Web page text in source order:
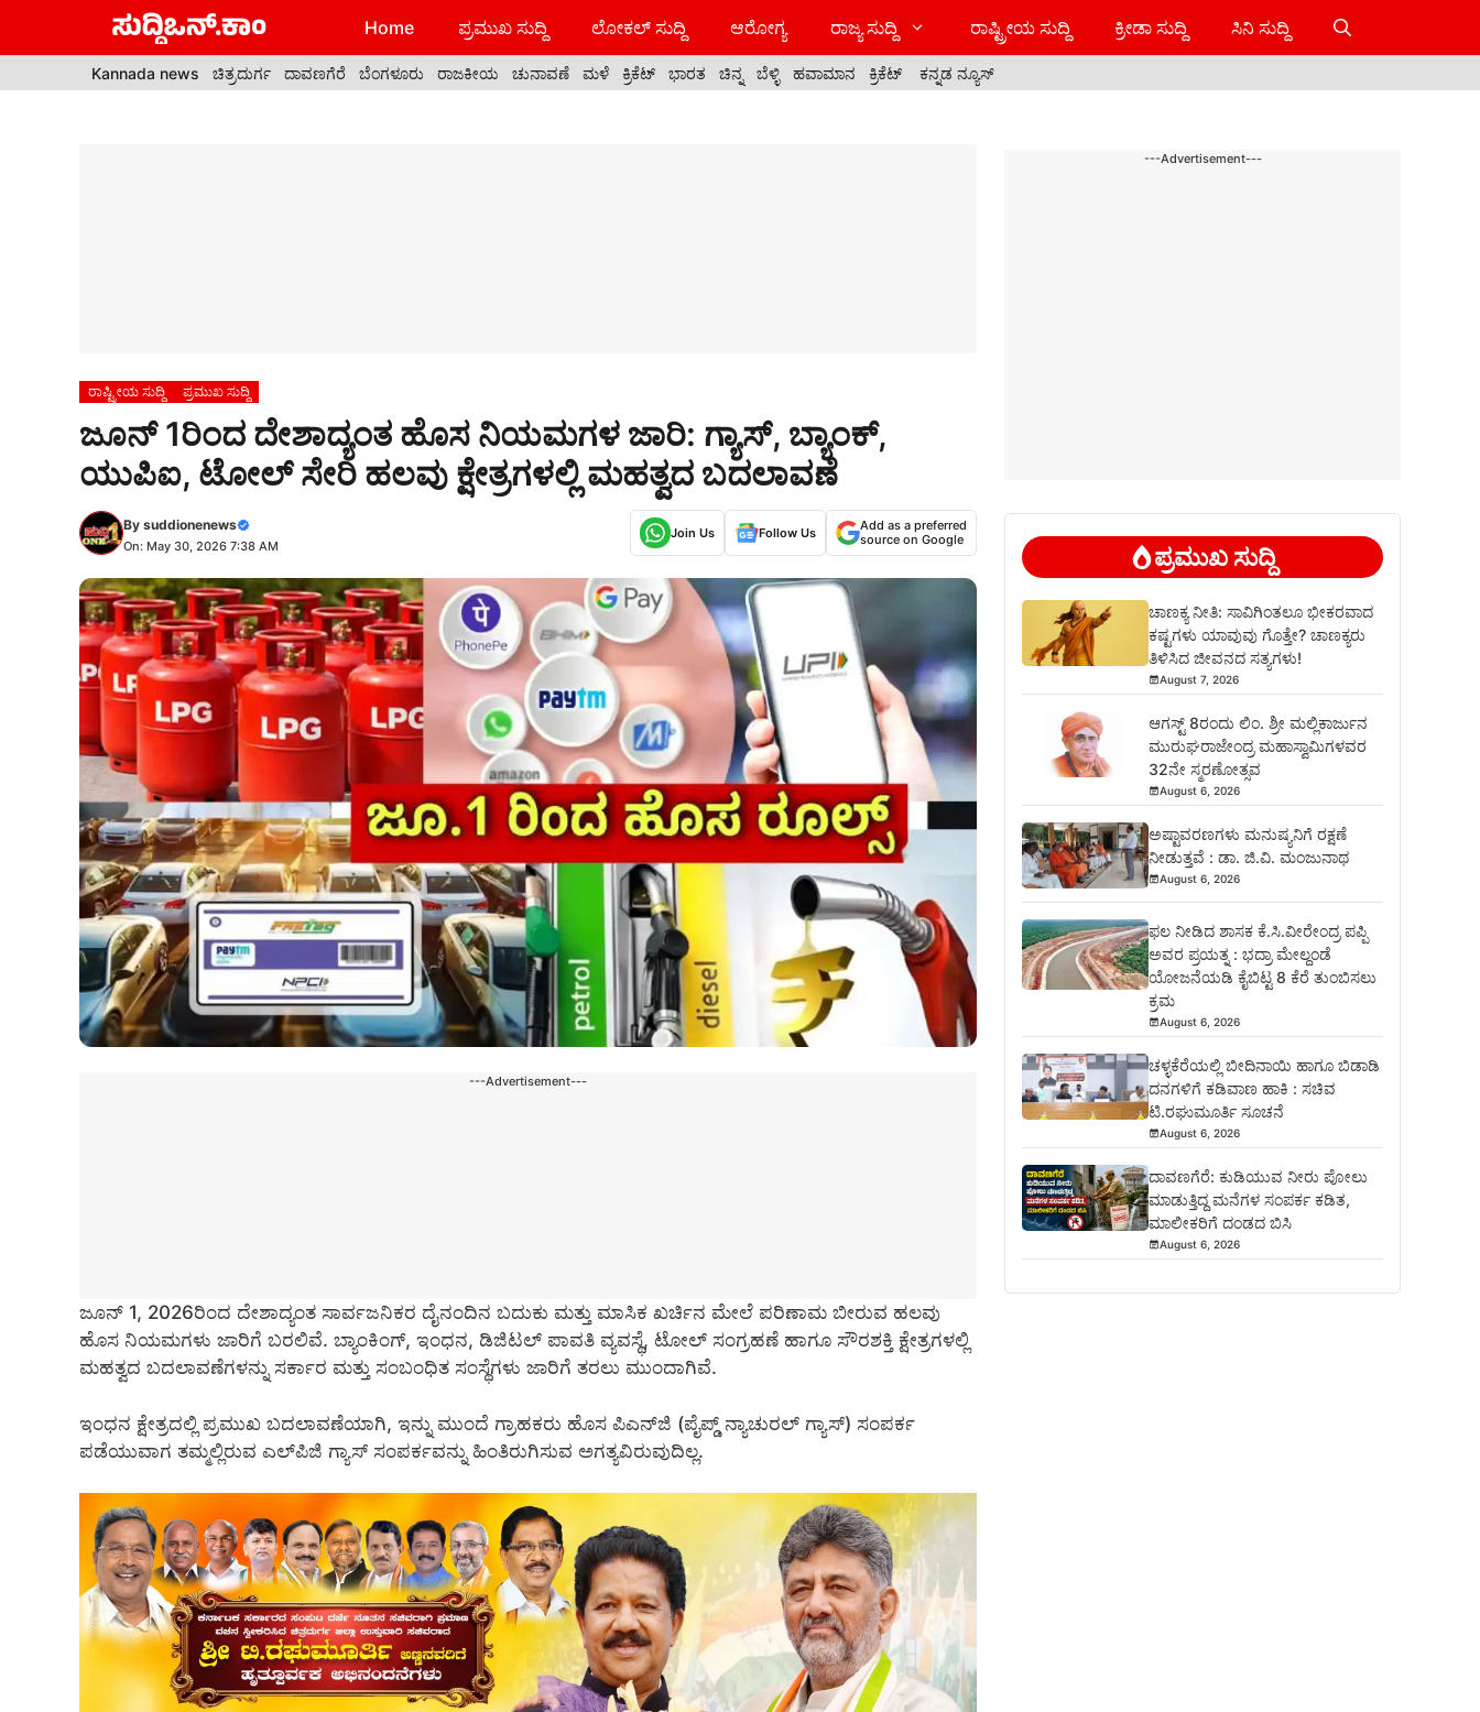
Home ಪ್ರಮುಖ ಸುದ್ದಿ ಲೋಕಲ್ ಸುದ್ದಿ ಆರೋಗ್ಯ ರಾಜ್ಯ ಸುದ್ದಿ ರಾಷ್ಟ್ರೀಯ ಸುದ್ದಿ ಕ್ರೀಡಾ ಸುದ್ದಿ ಸಿನಿ ಸುದ್ದಿ
Kannada news ಚಿತ್ರದುರ್ಗ ದಾವಣಗೆರೆ ಬೆಂಗಳೂರು ರಾಜಕೀಯ ಚುನಾವಣೆ ಮಳೆ ಕ್ರಿಕೆಟ್ ಭಾರತ ಚಿನ್ನ ಬೆಳ್ಳಿ ಹವಾಮಾನ ಕ್ರಿಕೆಟ್ ಕನ್ನಡ ನ್ಯೂಸ್
ರಾಷ್ಟ್ರೀಯ ಸುದ್ದಿ ಪ್ರಮುಖ ಸುದ್ದಿ
ಜೂನ್ 1ರಿಂದ ದೇಶಾದ್ಯಂತ ಹೊಸ ನಿಯಮಗಳ ಜಾರಿ: ಗ್ಯಾಸ್, ಬ್ಯಾಂಕ್,
ಯುಪಿಐ, ಟೋಲ್ ಸೇರಿ ಹಲವು ಕ್ಷೇತ್ರಗಳಲ್ಲಿ ಮಹತ್ವದ ಬದಲಾವಣೆ
By suddionenews
On: May 30, 2026 7:38 AM
Join Us Follow Us
Add as a preferred
source on Google
---Advertisement---
ಜೂನ್ 1, 2026ರಿಂದ ದೇಶಾದ್ಯಂತ ಸಾರ್ವಜನಿಕರ ದೈನಂದಿನ ಬದುಕು ಮತ್ತು ಮಾಸಿಕ ಖರ್ಚಿನ ಮೇಲೆ ಪರಿಣಾಮ ಬೀರುವ ಹಲವು
ಹೊಸ ನಿಯಮಗಳು ಜಾರಿಗೆ ಬರಲಿವೆ. ಬ್ಯಾಂಕಿಂಗ್, ಇಂಧನ, ಡಿಜಿಟಲ್ ಪಾವತಿ ವ್ಯವಸ್ಥೆ, ಟೋಲ್ ಸಂಗ್ರಹಣೆ ಹಾಗೂ ಸೌರಶಕ್ತಿ ಕ್ಷೇತ್ರಗಳಲ್ಲಿ
ಮಹತ್ವದ ಬದಲಾವಣೆಗಳನ್ನು ಸರ್ಕಾರ ಮತ್ತು ಸಂಬಂಧಿತ ಸಂಸ್ಥೆಗಳು ಜಾರಿಗೆ ತರಲು ಮುಂದಾಗಿವೆ.
ಇಂಧನ ಕ್ಷೇತ್ರದಲ್ಲಿ ಪ್ರಮುಖ ಬದಲಾವಣೆಯಾಗಿ, ಇನ್ನು ಮುಂದೆ ಗ್ರಾಹಕರು ಹೊಸ ಪಿಎನ್‌ಜಿ (ಪೈಪ್ಡ್ ನ್ಯಾಚುರಲ್ ಗ್ಯಾಸ್) ಸಂಪರ್ಕ
ಪಡೆಯುವಾಗ ತಮ್ಮಲ್ಲಿರುವ ಎಲ್‌ಪಿಜಿ ಗ್ಯಾಸ್ ಸಂಪರ್ಕವನ್ನು ಹಿಂತಿರುಗಿಸುವ ಅಗತ್ಯವಿರುವುದಿಲ್ಲ.
---Advertisement---
ಪ್ರಮುಖ ಸುದ್ದಿ
ಚಾಣಕ್ಯ ನೀತಿ: ಸಾವಿಗಿಂತಲೂ ಭೀಕರವಾದ
ಕಷ್ಟಗಳು ಯಾವುವು ಗೊತ್ತೇ? ಚಾಣಕ್ಯರು
ತಿಳಿಸಿದ ಜೀವನದ ಸತ್ಯಗಳು!
August 7, 2026
ಆಗಸ್ಟ್ 8ರಂದು ಲಿಂ. ಶ್ರೀ ಮಲ್ಲಿಕಾರ್ಜುನ
ಮುರುಘರಾಜೇಂದ್ರ ಮಹಾಸ್ವಾಮಿಗಳವರ
32ನೇ ಸ್ಮರಣೋತ್ಸವ
August 6, 2026
ಅಷ್ಟಾವರಣಗಳು ಮನುಷ್ಯನಿಗೆ ರಕ್ಷಣೆ
ನೀಡುತ್ತವೆ : ಡಾ. ಜಿ.ವಿ. ಮಂಜುನಾಥ
August 6, 2026
ಫಲ ನೀಡಿದ ಶಾಸಕ ಕೆ.ಸಿ.ವೀರೇಂದ್ರ ಪಪ್ಪಿ
ಅವರ ಪ್ರಯತ್ನ : ಭದ್ರಾ ಮೇಲ್ದಂಡೆ
ಯೋಜನೆಯಡಿ ಕೈಬಿಟ್ಟ 8 ಕೆರೆ ತುಂಬಿಸಲು
ಕ್ರಮ
August 6, 2026
ಚಳ್ಳಕೆರೆಯಲ್ಲಿ ಬೀದಿನಾಯಿ ಹಾಗೂ ಬಿಡಾಡಿ
ದನಗಳಿಗೆ ಕಡಿವಾಣ ಹಾಕಿ : ಸಚಿವ
ಟಿ.ರಘುಮೂರ್ತಿ ಸೂಚನೆ
August 6, 2026
ದಾವಣಗೆರೆ: ಕುಡಿಯುವ ನೀರು ಪೋಲು
ಮಾಡುತ್ತಿದ್ದ ಮನೆಗಳ ಸಂಪರ್ಕ ಕಡಿತ,
ಮಾಲೀಕರಿಗೆ ದಂಡದ ಬಿಸಿ
August 6, 2026